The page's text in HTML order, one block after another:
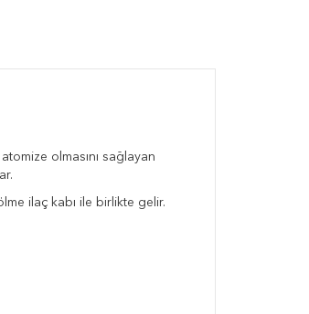
olmasını sağlayan
ilaç kabı ile birlikte gelir.